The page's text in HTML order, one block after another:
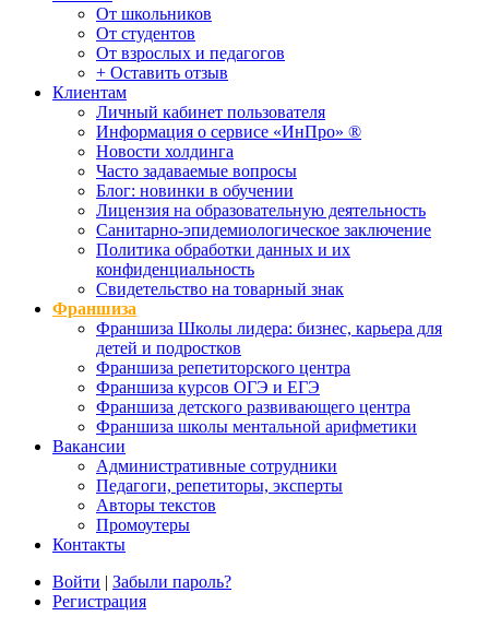
От школьников
От студентов
От взрослых и педагогов
+ Оставить отзыв
Клиентам
Личный кабинет пользователя
Информация о сервисе «ИнПро» ®
Новости холдинга
Часто задаваемые вопросы
Блог: новинки в обучении
Лицензия на образовательную деятельность
Санитарно-эпидемиологическое заключение
Политика обработки данных и их
конфиденциальность
Свидетельство на товарный знак
Франшиза
Франшиза Школы лидера: бизнес, карьера для
детей и подростков
Франшиза репетиторского центра
Франшиза курсов ОГЭ и ЕГЭ
Франшиза детского развивающего центра
Франшиза школы ментальной арифметики
Вакансии
Административные сотрудники
Педагоги, репетиторы, эксперты
Авторы текстов
Промоутеры
Контакты
Войти | Забыли пароль?
Регистрация